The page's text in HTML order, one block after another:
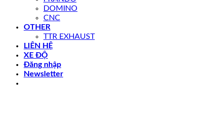
DOMINO
CNC
OTHER
TTR EXHAUST
LIÊN HỆ
XE ĐỘ
Đăng nhập
Newsletter